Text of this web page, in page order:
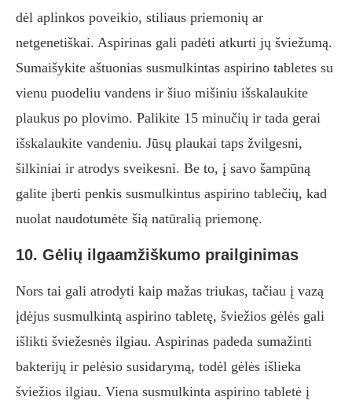
dėl aplinkos poveikio, stiliaus priemonių ar
netgenetiškai. Aspirinas gali padėti atkurti jų šviežumą.
Sumaišykite aštuonias susmulkintas aspirino tabletes su
vienu puodeliu vandens ir šiuo mišiniu išskalaukite
plaukus po plovimo. Palikite 15 minučių ir tada gerai
išskalaukite vandeniu. Jūsų plaukai taps žvilgesni,
šilkiniai ir atrodys sveikesni. Be to, į savo šampūną
galite įberti penkis susmulkintus aspirino tablečių, kad
nuolat naudotumėte šią natūralią priemonę.
10. Gėlių ilgaamžiškumo prailginimas
Nors tai gali atrodyti kaip mažas triukas, tačiau į vazą
įdėjus susmulkintą aspirino tabletę, šviežios gėlės gali
išlikti šviežesnės ilgiau. Aspirinas padeda sumažinti
bakterijų ir pelėsio susidarymą, todėl gėlės išlieka
šviežios ilgiau. Viena susmulkinta aspirino tabletė į